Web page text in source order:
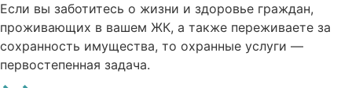
Если вы заботитесь о жизни и здоровье граждан,
проживающих в вашем ЖК, а также переживаете за
сохранность имущества, то охранные услуги —
первостепенная задача.